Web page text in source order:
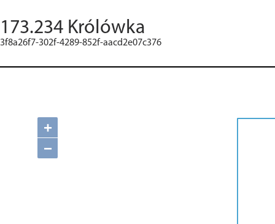
173.234 Królówka
3f8a26f7-302f-4289-852f-aacd2e07c376
+
−